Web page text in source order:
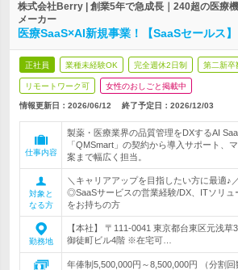
株式会社Berry | 創業5年で急成長｜240超の医療
メーカー
医療SaaS×AI新規事業！【SaaSセールス】
正社員 業種未経験OK 完全週休2日制 第二新卒
リモートワーク可 女性のおしごと掲載中
情報更新日：2026/06/12 終了予定日： 2026/12/03
仕事内容
製薬・医療業界の品質管理をDXするAI
「QMSmart」の契約から導入サポート、
案まで幅広く担当。
対象と
なる方
＼キャリアアップを目指したい方に最適♪
◎SaaSサービスの営業経験/DX、ITソリュ
をお持ちの方
勤務地
【本社】 〒111-0041 東京都台東区元浅
御徒町ビル4階 ※在宅可…
年俸制5,500,000円～8,500,000円 （分割